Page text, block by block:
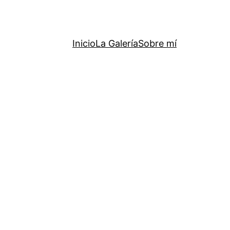
InicioLa GaleríaSobre mí